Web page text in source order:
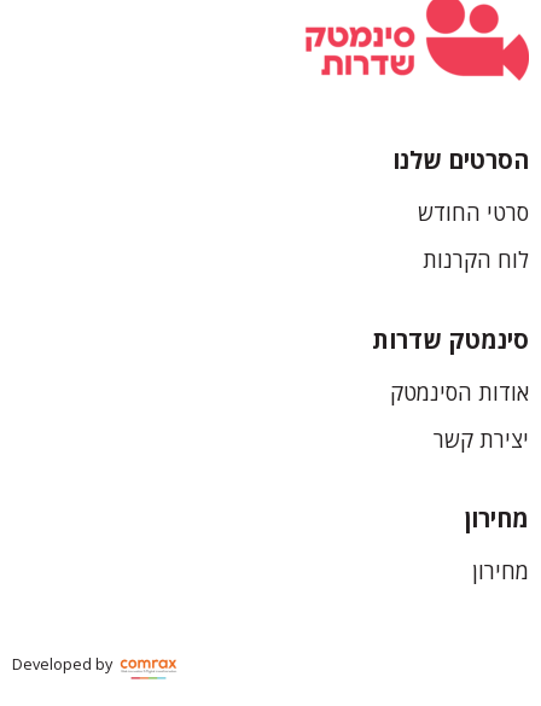
תחתונה
הסרטים שלנו
סרטי החודש
לוח הקרנות
סינמטק שדרות
אודות הסינמטק
יצירת קשר
מחירון
מחירון
Developed by